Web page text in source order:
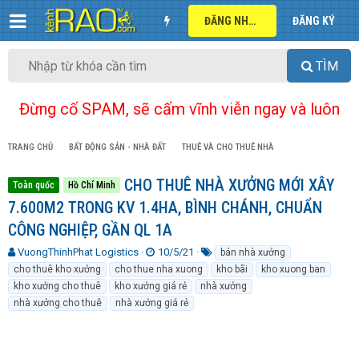
ĐĂNG NHẬP ĐĂNG KÝ
TÌM
Đừng cố SPAM, sẽ cấm vĩnh viễn ngay và luôn
TRANG CHỦ BẤT ĐỘNG SẢN - NHÀ ĐẤT THUÊ VÀ CHO THUÊ NHÀ
Toàn quốc Hồ Chí Minh
CHO THUÊ NHÀ XƯỞNG MỚI XÂY
7.600M2 TRONG KV 1.4HA, BÌNH CHÁNH, CHUẨN
CÔNG NGHIỆP, GẦN QL 1A
T
h
r
e
a
VuongThinhPhat Logistics
N
g
à
y
g
10/5/21
ừ
k
h
bán nhà xưởng
cho thuê kho xưởng
cho thue nha xuong kho bãi
kho xuong ban
kho xưởng cho thuê
kho xưởng giá rẻ
nhà xưởng
nhà xưởng cho thuê
nhà xưởng giá rẻ